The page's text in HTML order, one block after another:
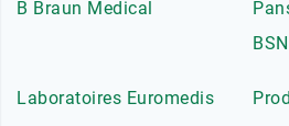
B Braun Medical
Laboratoires Euromedis